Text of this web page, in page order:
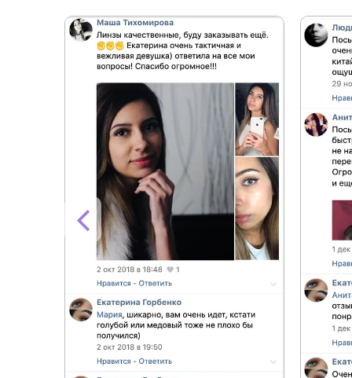
+7.0
+7.5
+8.0
+8.5
+9.0
+9.5
+10.0